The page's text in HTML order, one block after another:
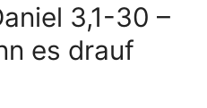
3,1-30 –
es drauf